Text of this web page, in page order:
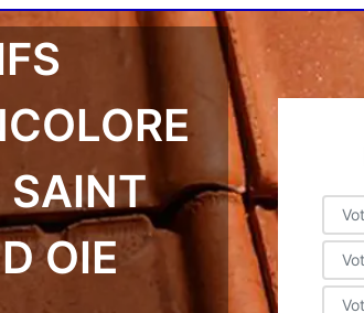
SAINT
OIE